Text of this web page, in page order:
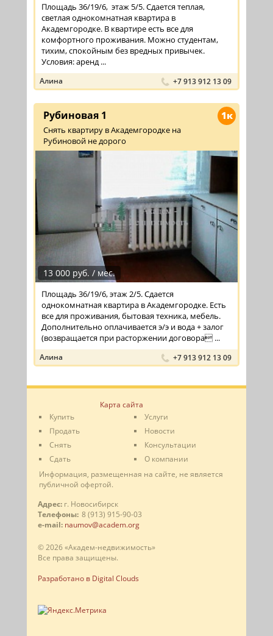
Площадь 36/19/6, этаж 5/5. Сдается теплая,
светлая однокомнатная квартира в
Академгородке. В квартире есть все для
комфортного проживания. Можно студентам,
тихим, спокойным без вредных привычек.
Условия: аренд ...
Алина +7 913 912 13 09
1к
Рубиновая 1
Снять квартиру в Академгородке на
Рубиновой не дорого
13 000 руб. / мес.
Площадь 36/19/6, этаж 2/5. Сдается
однокомнатная квартира в Академгородке. Есть
все для проживания, бытовая техника, мебель.
Дополнительно оплачивается э/э и вода + залог
(возвращается при расторжении договора ...
Алина +7 913 912 13 09
Карта сайта
Купить
Продать
Снять
Сдать
Услуги
Новости
Консультации
О компании
Информация, размещенная на сайте, не является
публичной офертой.
Адрес: г. Новосибирск
Телефоны: 8 (913) 915-90-03
e-mail: naumov@academ.org
© 2026 «Академ-недвижимость»
Все права защищены.
Разработано в Digital Clouds